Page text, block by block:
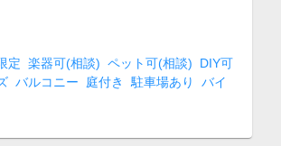
定 楽器可(相談) ペット可(相談)
DIY可
バルコニー 庭付き 駐車場あり
バイ